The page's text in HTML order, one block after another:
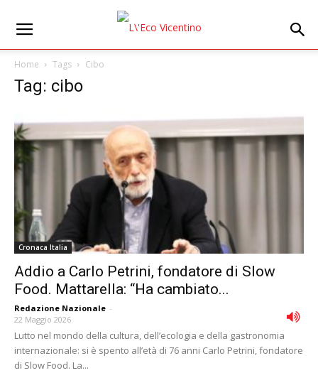
Home Tags Cibo
Tag: cibo
Cronaca Italia
Addio a Carlo Petrini, fondatore di Slow
Food. Mattarella: “Ha cambiato...
Redazione Nazionale -
22 Maggio 2026
Lutto nel mondo della cultura, dell’ecologia e della gastronomia
internazionale: si è spento all’età di 76 anni Carlo Petrini, fondatore
di Slow Food. La...